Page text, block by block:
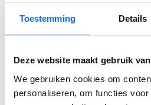
Toestemming Details
Deze website maakt gebruik
We gebruiken cookies om
personaliseren, om functies
SucceedIT Academy: hoe